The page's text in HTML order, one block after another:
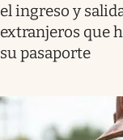
el ingreso y
extranjeros que
su pasaporte